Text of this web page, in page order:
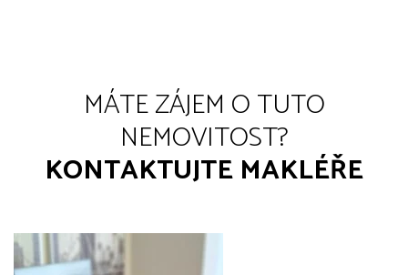
MÁTE ZÁJEM O TUTO
NEMOVITOST?
KONTAKTUJTE MAKLÉŘE